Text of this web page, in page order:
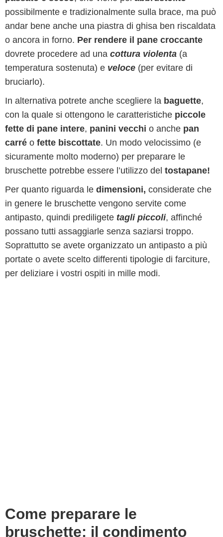
possibilmente e tradizionalmente sulla brace, ma può
andar bene anche una piastra di ghisa ben riscaldata
o ancora in forno. Per rendere il pane croccante
dovrete procedere ad una cottura violenta (a
temperatura sostenuta) e veloce (per evitare di
bruciarlo).
In alternativa potrete anche scegliere la baguette,
con la quale si ottengono le caratteristiche piccole
fette di pane intere, panini vecchi o anche pan
carré o fette biscottate. Un modo velocissimo (e
sicuramente molto moderno) per preparare le
bruschette potrebbe essere l’utilizzo del tostapane!
Per quanto riguarda le dimensioni, considerate che
in genere le bruschette vengono servite come
antipasto, quindi prediligete tagli piccoli, affinché
possano tutti assaggiarle senza saziarsi troppo.
Soprattutto se avete organizzato un antipasto a più
portate o avete scelto differenti tipologie di farciture,
per deliziare i vostri ospiti in mille modi.
Come preparare le
bruschette: il condimento